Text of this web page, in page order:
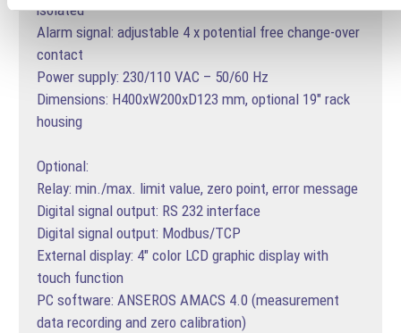
isolated
Alarm signal: adjustable 4 x potential free change-over
contact
Power supply: 230/110 VAC – 50/60 Hz
Dimensions: H400xW200xD123 mm, optional 19″ rack
housing
Optional:
Relay: min./max. limit value, zero point, error message
Digital signal output: RS 232 interface
Digital signal output: Modbus/TCP
External display: 4″ color LCD graphic display with
touch function
PC software: ANSEROS AMACS 4.0 (measurement
data recording and zero calibration)